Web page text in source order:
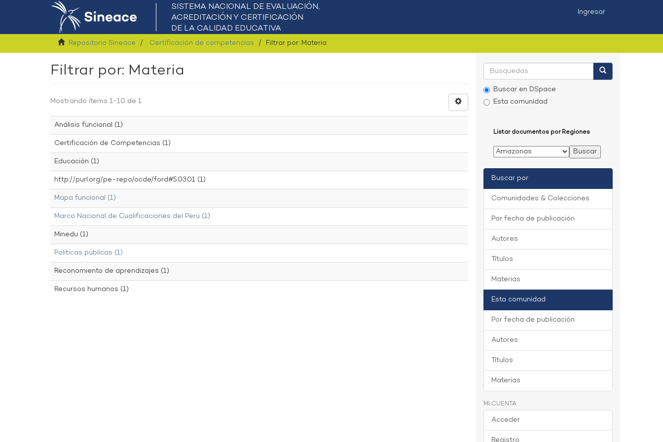
Ingresar
Repositorio Sineace Certificación de competencias Filtrar por: Materia
Filtrar por: Materia
Mostrando ítems 1-10 de 1
Análisis funcional (1)
Certificación de Competencias (1)
Educación (1)
http://purl.org/pe-repo/ocde/ford#5.03.01 (1)
Mapa funcional (1)
Marco Nacional de Cualificaciones del Perú (1)
Minedu (1)
Políticas públicas (1)
Reconomiento de aprendizajes (1)
Recursos humanos (1)
Buscar en DSpace
Esta comunidad
Listar documentos por Regiones
Buscar por
Comunidades & Colecciones
Por fecha de publicación
Autores
Títulos
Materias
Esta comunidad
Por fecha de publicación
Autores
Títulos
Materias
MI CUENTA
Acceder